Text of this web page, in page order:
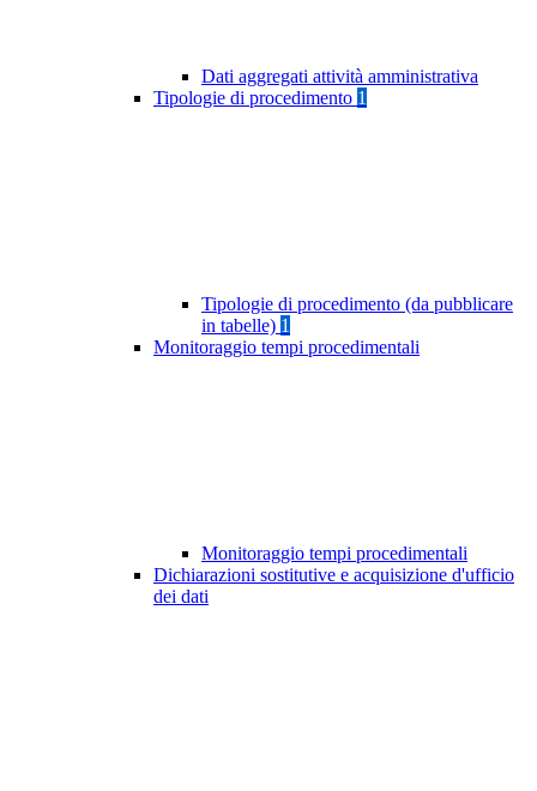
Dati aggregati attività amministrativa
Tipologie di procedimento 1
Tipologie di procedimento (da pubblicare
in tabelle) 1
Monitoraggio tempi procedimentali
Monitoraggio tempi procedimentali
Dichiarazioni sostitutive e acquisizione d'ufficio
dei dati